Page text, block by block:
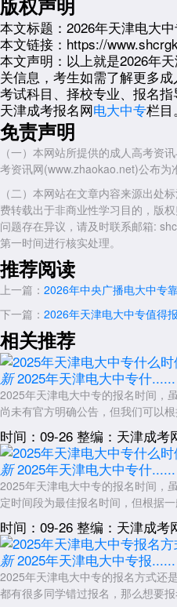
因时间冲突影响报名进度。
正式报名与材料提交
完成前期准备后，学员可以进入
下具体步骤：
第一步是现场报名或在线报名。
办理报名手续，或在教学中心指导
报。无论是哪种方式，都需要确保填
第二步是报名信息确认。学员需
息，包括个人基本信息、报考专业
这一环节至关重要，因为信息错误
第三步是缴纳相关费用。学员按
学费及其他相关费用。缴费时应通
审核注册与学籍确认
提交报名材料后，流程进入审核
教学中心将对学员提交的材料进
通过初审的材料将被整理上报至中
审。
总部审核通过后，将为学员注册
管部门认可的学籍管理系统。这个
学籍注册成功后，学员可以通过
的查询系统，输入个人信息查询自
功、学籍是否有效的重要步骤，建
报名后的衔接与准备
完成报名和学籍注册后，学员还
教学中心会安排入学指导，帮助
安排、考核方式等。学员应认真参
备。
版权声明
本文标题： 2026年天津电大
本文链接： https://
本文声明： 以上就是2026年
关信息，考生如需了解更多
考试科目、择校专业、报名
天津成考报名网电大中专栏目。
免责声明
（一）本网站所提供的成人高考资
考资讯网(www.zhaokao.net)公布为
（二）本网站在文章内容来源出处
费转载出于非商业性学习目的，版
问题存在异议，请及时联系邮箱:
第一时间进行核实处理。
推荐阅读
上一篇： 2026年中央广播电大中专
下一篇： 2026年天津电大中专值得
相关推荐
新 2025年天津电大中专什......
2025年天津电大中专的报名时间，
尚未有官方明确公告，但我们可以
时间：09-26 整编：天津成考
新 2025年天津电大中专什......
2025年天津电大中专的报名时间，
定时间段为最佳报名时间，但根据
时间：09-26 整编：天津成考
新 2025年天津电大中专报......
2025年天津电大中专的报名方式还
都有很多同学错过报名，那么想要